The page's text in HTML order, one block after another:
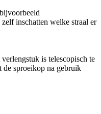
inschatten welke straal er
is telescopisch te
de sproeikop na gebruik